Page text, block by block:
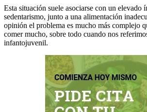
Esta situación suele asociarse con un elevado
sedentarismo, junto a una alimentación
opinión el problema es mucho más complejo
comer mucho, sobre todo cuando nos
infantojuvenil.